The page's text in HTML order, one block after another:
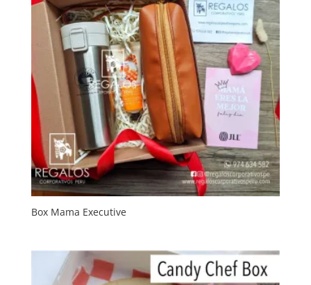
Box Mama Executive